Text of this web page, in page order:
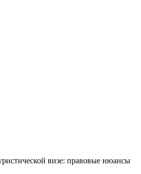
визе: правовые нюансы